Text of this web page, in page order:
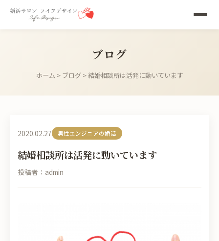
ブログ
ホーム > ブログ> 結婚相談所は活発に動いています
2020.02.27 男性エンジニアの婚活
結婚相談所は活発に動いています
投稿者：admin